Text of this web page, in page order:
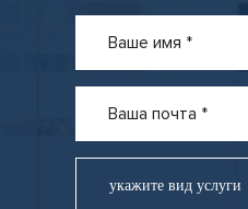
укажите вид услуги